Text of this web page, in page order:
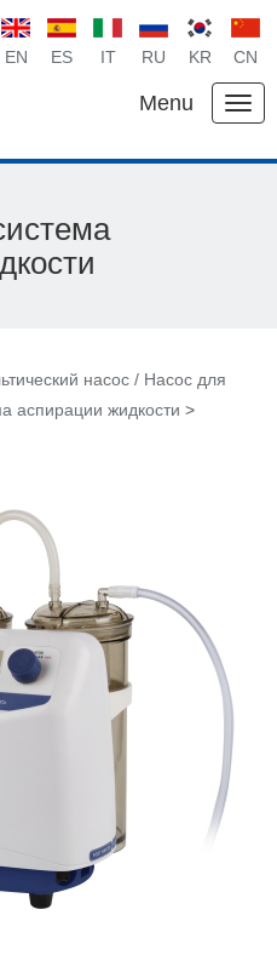
EN ES IT RU KR CN
Menu
насос / Насос для
аспирации жидкости >